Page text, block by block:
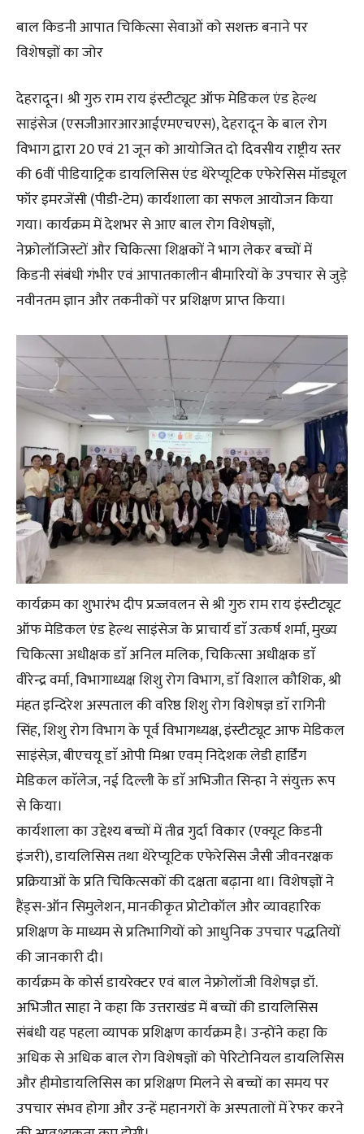
बाल किडनी आपात चिकित्सा सेवाओं को सशक्त बनाने पर
विशेषज्ञों का जोर
देहरादून। श्री गुरु राम राय इंस्टीट्यूट ऑफ मेडिकल एंड हेल्थ
साइंसेज (एसजीआरआरआईएमएचएस), देहरादून के बाल रोग
विभाग द्वारा 20 एवं 21 जून को आयोजित दो दिवसीय राष्ट्रीय स्तर
की 6वीं पीडियाट्रिक डायलिसिस एंड थेरेप्यूटिक एफेरेसिस मॉड्यूल
फॉर इमरजेंसी (पीडी-टेम) कार्यशाला का सफल आयोजन किया
गया। कार्यक्रम में देशभर से आए बाल रोग विशेषज्ञों,
नेफ्रोलॉजिस्टों और चिकित्सा शिक्षकों ने भाग लेकर बच्चों में
किडनी संबंधी गंभीर एवं आपातकालीन बीमारियों के उपचार से जुड़े
नवीनतम ज्ञान और तकनीकों पर प्रशिक्षण प्राप्त किया।
कार्यक्रम का शुभारंभ दीप प्रज्जवलन से श्री गुरु राम राय इंस्टीट्यूट
ऑफ मेडिकल एंड हेल्थ साइंसेज के प्राचार्य डाॅ उत्कर्ष शर्मा, मुख्य
चिकित्सा अधीक्षक डाॅ अनिल मलिक, चिकित्सा अधीक्षक डाॅ
वीरेन्द्र वर्मा, विभागाध्यक्ष शिशु रोग विभाग, डाॅ विशाल कौशिक, श्री
मंहत इन्दिरेश अस्पताल की वरिष्ठ शिशु रोग विशेषज्ञ डाॅ रागिनी
सिंह, शिशु रोग विभाग के पूर्व विभागध्यक्ष, इंस्टीट्यूट आफ मेडिकल
साइंसेज़, बीएचयू डाॅ ओपी मिश्रा एवम् निदेशक लेडी हार्डिंग
मेडिकल काॅलेज, नई दिल्ली के डाॅ अभिजीत सिन्हा ने संयुक्त रूप
से किया।
कार्यशाला का उद्देश्य बच्चों में तीव्र गुर्दा विकार (एक्यूट किडनी
इंजरी), डायलिसिस तथा थेरेप्यूटिक एफेरेसिस जैसी जीवनरक्षक
प्रक्रियाओं के प्रति चिकित्सकों की दक्षता बढ़ाना था। विशेषज्ञों ने
हैंड्स-ऑन सिमुलेशन, मानकीकृत प्रोटोकॉल और व्यावहारिक
प्रशिक्षण के माध्यम से प्रतिभागियों को आधुनिक उपचार पद्धतियों
की जानकारी दी।
कार्यक्रम के कोर्स डायरेक्टर एवं बाल नेफ्रोलॉजी विशेषज्ञ डॉ.
अभिजीत साहा ने कहा कि उत्तराखंड में बच्चों की डायलिसिस
संबंधी यह पहला व्यापक प्रशिक्षण कार्यक्रम है। उन्होंने कहा कि
अधिक से अधिक बाल रोग विशेषज्ञों को पेरिटोनियल डायलिसिस
और हीमोडायलिसिस का प्रशिक्षण मिलने से बच्चों का समय पर
उपचार संभव होगा और उन्हें महानगरों के अस्पतालों में रेफर करने